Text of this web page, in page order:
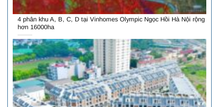
4 phân khu A, B, C, D tại Vinhomes Olympic Ngọc Hồi Hà Nội rộng
hơn 16000ha